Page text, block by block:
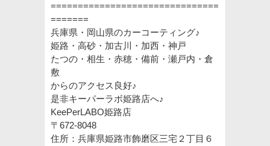
===============================
=======
兵庫県・岡山県のカーコーティング♪
姫路・高砂・加古川・加西・神戸
たつの・相生・赤穂・備前・瀬戸内・倉
敷
からのアクセス良好♪
是非キーパーラボ姫路店へ♪
KeePerLABO姫路店
〒672-8048
住所：兵庫県姫路市飾磨区三宅２丁目６